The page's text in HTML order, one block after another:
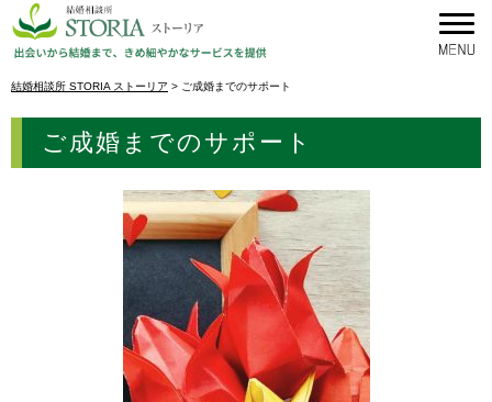
結婚相談所 STORIA ストーリア > ご成婚までのサポート
ご成婚までのサポート